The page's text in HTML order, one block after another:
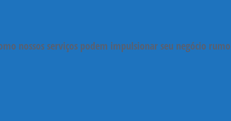
nossos serviços podem impulsionar seu negócio rumo